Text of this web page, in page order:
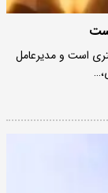
است و مدیرعامل